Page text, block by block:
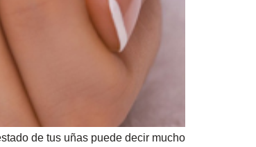
de tus uñas puede decir mucho